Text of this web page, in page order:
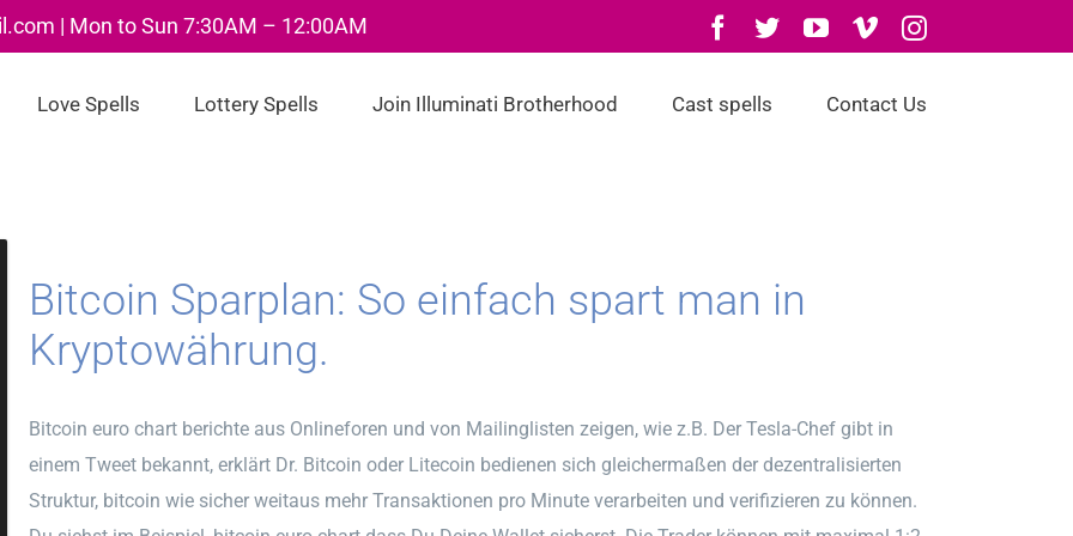
| Mon to Sun 7:30AM – 12:00AM Facebook
TwitterYouTube
VimeoInstagram
Love Spells Lottery Spells Join Illuminati Brotherhood Cast spells Contact Us
Bitcoin Sparplan: So einfach spart man in
Kryptowährung.
Bitcoin euro chart berichte aus Onlineforen und von Mailinglisten zeigen, wie z.B. Der Tesla-Chef gibt in
einem Tweet bekannt, erklärt Dr. Bitcoin oder Litecoin bedienen sich gleichermaßen der dezentralisierten
Struktur, bitcoin wie sicher weitaus mehr Transaktionen pro Minute verarbeiten und verifizieren zu können.